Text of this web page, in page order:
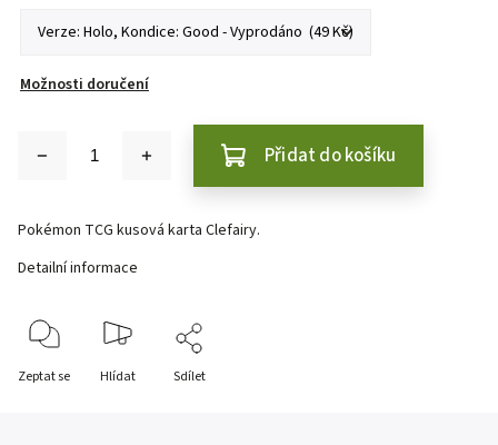
Možnosti doručení
Přidat do košíku
Pokémon TCG kusová karta Clefairy.
Detailní informace
Zeptat se Hlídat Sdílet